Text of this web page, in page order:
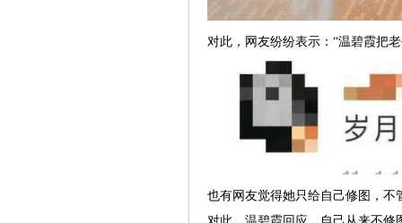
对此，网友纷纷表示：“温碧霞把
也有网友觉得她只给自己修图，不